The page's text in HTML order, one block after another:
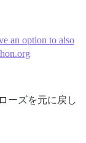
an option to also
ーズを元に戻し